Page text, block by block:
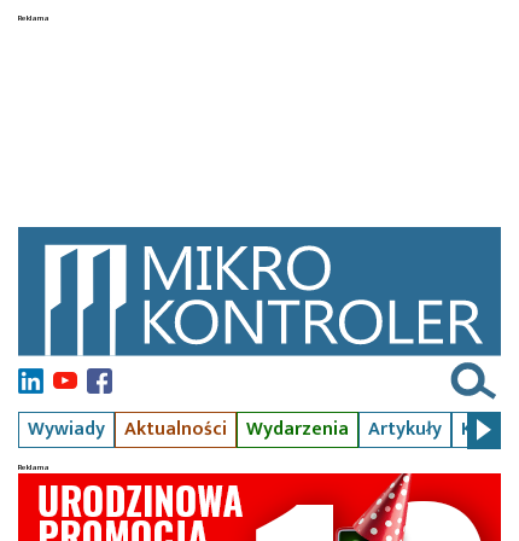
Wywiady Aktualności Wydarzenia Artykuły Kursy